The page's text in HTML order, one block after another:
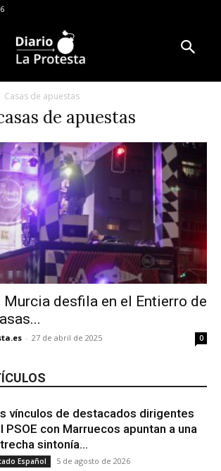
Casas de apuestas
de apuestas
Murcia desfila en el Entierro de
- 27 de abril de 2025 0
vínculos de destacados dirigentes
PSOE con Marruecos apuntan a una
sintonía...
Español 5 de agosto de 2026